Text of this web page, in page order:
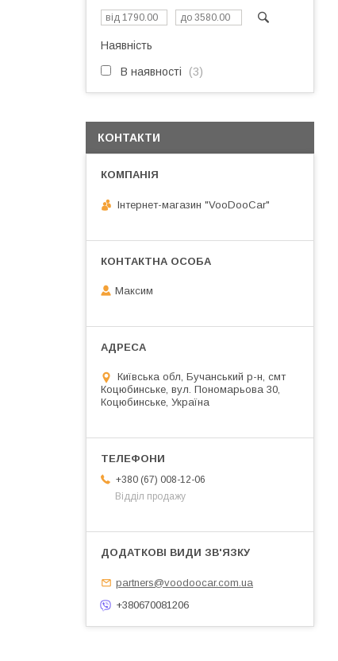
Наявність
В наявності 3
КОНТАКТИ
Інтернет-магазин "VooDooCar"
Максим
Київська обл, Бучанський р-н, смт
Коцюбинське, вул. Пономарьова 30,
Коцюбинське, Україна
+380 (67) 008-12-06
Відділ продажу
partners@voodoocar.com.ua
+380670081206